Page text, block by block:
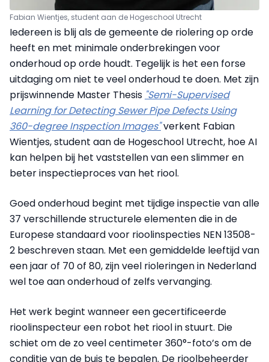
Fabian Wientjes, student aan de Hogeschool Utrecht
Iedereen is blij als de gemeente de riolering op orde
heeft en met minimale onderbrekingen voor
onderhoud op orde houdt. Tegelijk is het een forse
uitdaging om niet te veel onderhoud te doen. Met zijn
prijswinnende Master Thesis "Semi-Supervised
Learning for Detecting Sewer Pipe Defects Using
360-degree Inspection Images"verkent Fabian
Wientjes, student aan de Hogeschool Utrecht, hoe AI
kan helpen bij het vaststellen van een slimmer en
beter inspectieproces van het riool.
Goed onderhoud begint met tijdige inspectie van alle
37 verschillende structurele elementen die in de
Europese standaard voor rioolinspecties NEN 13508-
2 beschreven staan. Met een gemiddelde leeftijd van
een jaar of 70 of 80, zijn veel rioleringen in Nederland
wel toe aan onderhoud of zelfs vervanging.
Het werk begint wanneer een gecertificeerde
rioolinspecteur een robot het riool in stuurt. Die
schiet om de zo veel centimeter 360°-foto’s om de
conditie van de buis te bepalen. De rioolbeheerder